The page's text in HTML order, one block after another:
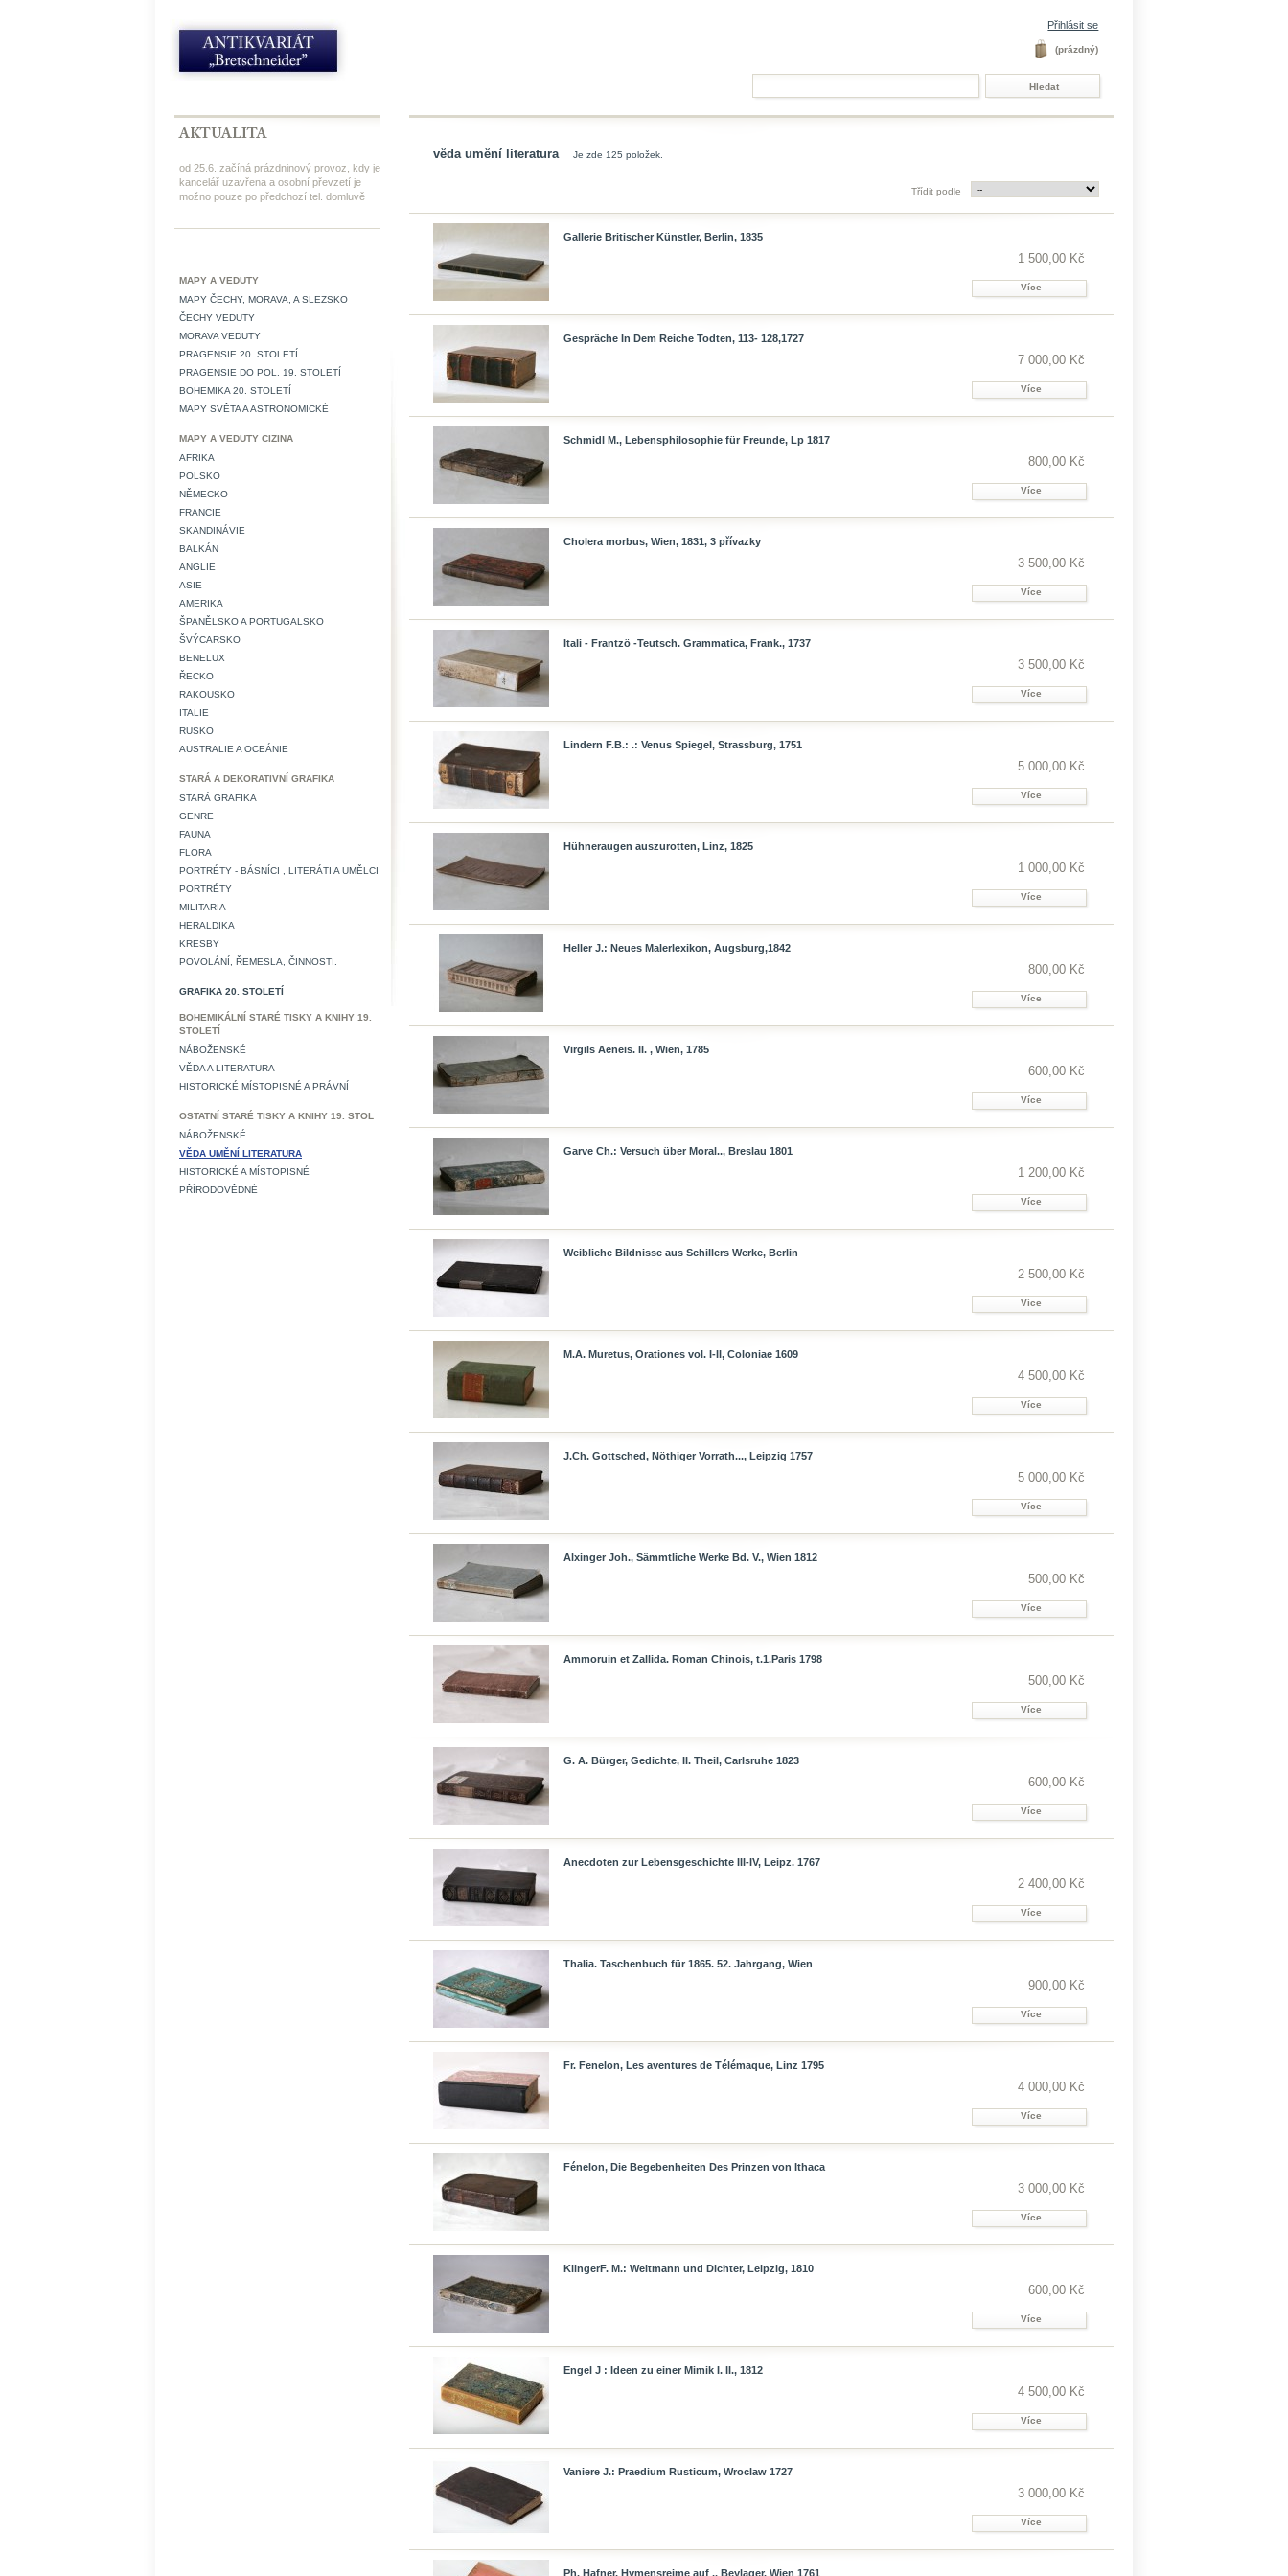
Přihlásit se
(prázdný)
od 25.6. začíná prázdninový provoz, kdy je
kancelář uzavřena a osobní převzetí je
možno pouze po předchozí tel. domluvě
MAPY A VEDUTY
MAPY ČECHY, MORAVA, A SLEZSKO
ČECHY VEDUTY
MORAVA VEDUTY
PRAGENSIE 20. STOLETÍ
PRAGENSIE DO POL. 19. STOLETÍ
BOHEMIKA 20. STOLETÍ
MAPY SVĚTA A ASTRONOMICKÉ
MAPY A VEDUTY CIZINA
AFRIKA
POLSKO
NĚMECKO
FRANCIE
SKANDINÁVIE
BALKÁN
ANGLIE
ASIE
AMERIKA
ŠPANĚLSKO A PORTUGALSKO
ŠVÝCARSKO
BENELUX
ŘECKO
RAKOUSKO
ITALIE
RUSKO
AUSTRALIE A OCEÁNIE
STARÁ A DEKORATIVNÍ GRAFIKA
STARÁ GRAFIKA
GENRE
FAUNA
FLORA
PORTRÉTY - BÁSNÍCI , LITERÁTI A UMĚLCI
PORTRÉTY
MILITARIA
HERALDIKA
KRESBY
POVOLÁNÍ, ŘEMESLA, ČINNOSTI.
GRAFIKA 20. STOLETÍ
BOHEMIKÁLNÍ STARÉ TISKY A KNIHY 19.
STOLETÍ
NÁBOŽENSKÉ
VĚDA A LITERATURA
HISTORICKÉ MÍSTOPISNÉ A PRÁVNÍ
OSTATNÍ STARÉ TISKY A KNIHY 19. STOL
NÁBOŽENSKÉ
VĚDA UMĚNÍ LITERATURA
HISTORICKÉ A MÍSTOPISNÉ
PŘÍRODOVĚDNÉ
věda umění literatura Je zde 125 položek.
Třídit podle
Gallerie Britischer Künstler, Berlin, 1835
1 500,00 Kč
Více
Gespräche In Dem Reiche Todten, 113- 128,1727
7 000,00 Kč
Více
Schmidl M., Lebensphilosophie für Freunde, Lp 1817
800,00 Kč
Více
Cholera morbus, Wien, 1831, 3 přívazky
3 500,00 Kč
Více
Itali - Frantzö -Teutsch. Grammatica, Frank., 1737
3 500,00 Kč
Více
Lindern F.B.: .: Venus Spiegel, Strassburg, 1751
5 000,00 Kč
Více
Hühneraugen auszurotten, Linz, 1825
1 000,00 Kč
Více
Heller J.: Neues Malerlexikon, Augsburg,1842
800,00 Kč
Více
Virgils Aeneis. II. , Wien, 1785
600,00 Kč
Více
Garve Ch.: Versuch über Moral.., Breslau 1801
1 200,00 Kč
Více
Weibliche Bildnisse aus Schillers Werke, Berlin
2 500,00 Kč
Více
M.A. Muretus, Orationes vol. I-II, Coloniae 1609
4 500,00 Kč
Více
J.Ch. Gottsched, Nöthiger Vorrath..., Leipzig 1757
5 000,00 Kč
Více
Alxinger Joh., Sämmtliche Werke Bd. V., Wien 1812
500,00 Kč
Více
Ammoruin et Zallida. Roman Chinois, t.1.Paris 1798
500,00 Kč
Více
G. A. Bürger, Gedichte, II. Theil, Carlsruhe 1823
600,00 Kč
Více
Anecdoten zur Lebensgeschichte III-IV, Leipz. 1767
2 400,00 Kč
Více
Thalia. Taschenbuch für 1865. 52. Jahrgang, Wien
900,00 Kč
Více
Fr. Fenelon, Les aventures de Télémaque, Linz 1795
4 000,00 Kč
Více
Fénelon, Die Begebenheiten Des Prinzen von Ithaca
3 000,00 Kč
Více
KlingerF. M.: Weltmann und Dichter, Leipzig, 1810
600,00 Kč
Více
Engel J : Ideen zu einer Mimik I. II., 1812
4 500,00 Kč
Více
Vaniere J.: Praedium Rusticum, Wroclaw 1727
3 000,00 Kč
Více
Ph. Hafner, Hymensreime auf .. Beylager. Wien 1761